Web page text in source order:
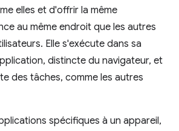
elles et d'offrir la même
au même endroit que les autres
Elle s'exécute dans sa
distincte du navigateur, et
des tâches, comme les autres
spécifiques à un appareil,